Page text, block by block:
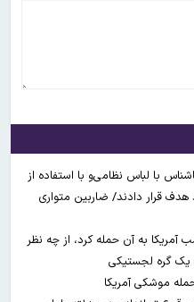
با لباس نظامی‌و با استفاده از
قرار دادند/ ضاربین متواری
به آن حمله کرد، از چه نظر
یک گره لجستیکی